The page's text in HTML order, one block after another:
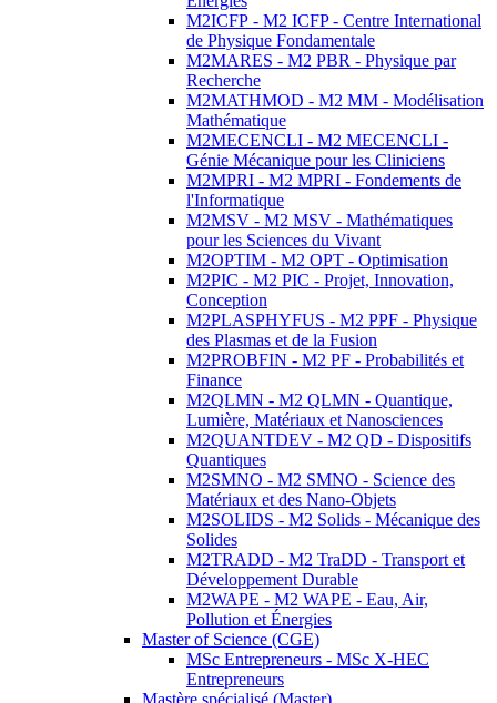
M2ICFP - M2 ICFP - Centre International
de Physique Fondamentale
M2MARES - M2 PBR - Physique par
Recherche
M2MATHMOD - M2 MM - Modélisation
Mathématique
M2MECENCLI - M2 MECENCLI -
Génie Mécanique pour les Cliniciens
M2MPRI - M2 MPRI - Fondements de
l'Informatique
M2MSV - M2 MSV - Mathématiques
pour les Sciences du Vivant
M2OPTIM - M2 OPT - Optimisation
M2PIC - M2 PIC - Projet, Innovation,
Conception
M2PLASPHYFUS - M2 PPF - Physique
des Plasmas et de la Fusion
M2PROBFIN - M2 PF - Probabilités et
Finance
M2QLMN - M2 QLMN - Quantique,
Lumière, Matériaux et Nanosciences
M2QUANTDEV - M2 QD - Dispositifs
Quantiques
M2SMNO - M2 SMNO - Science des
Matériaux et des Nano-Objets
M2SOLIDS - M2 Solids - Mécanique des
Solides
M2TRADD - M2 TraDD - Transport et
Développement Durable
M2WAPE - M2 WAPE - Eau, Air,
Pollution et Énergies
Master of Science (CGE)
MSc Entrepreneurs - MSc X-HEC
Entrepreneurs
Mastère spécialisé (Master)